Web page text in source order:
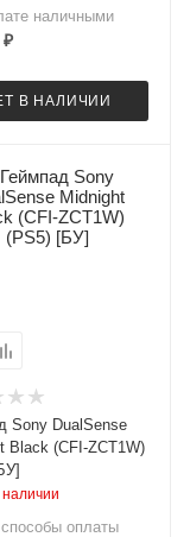
наличными
В НАЛИЧИИ
Sony DualSense
Black (CFI-ZCT1W)
наличии
оплаты